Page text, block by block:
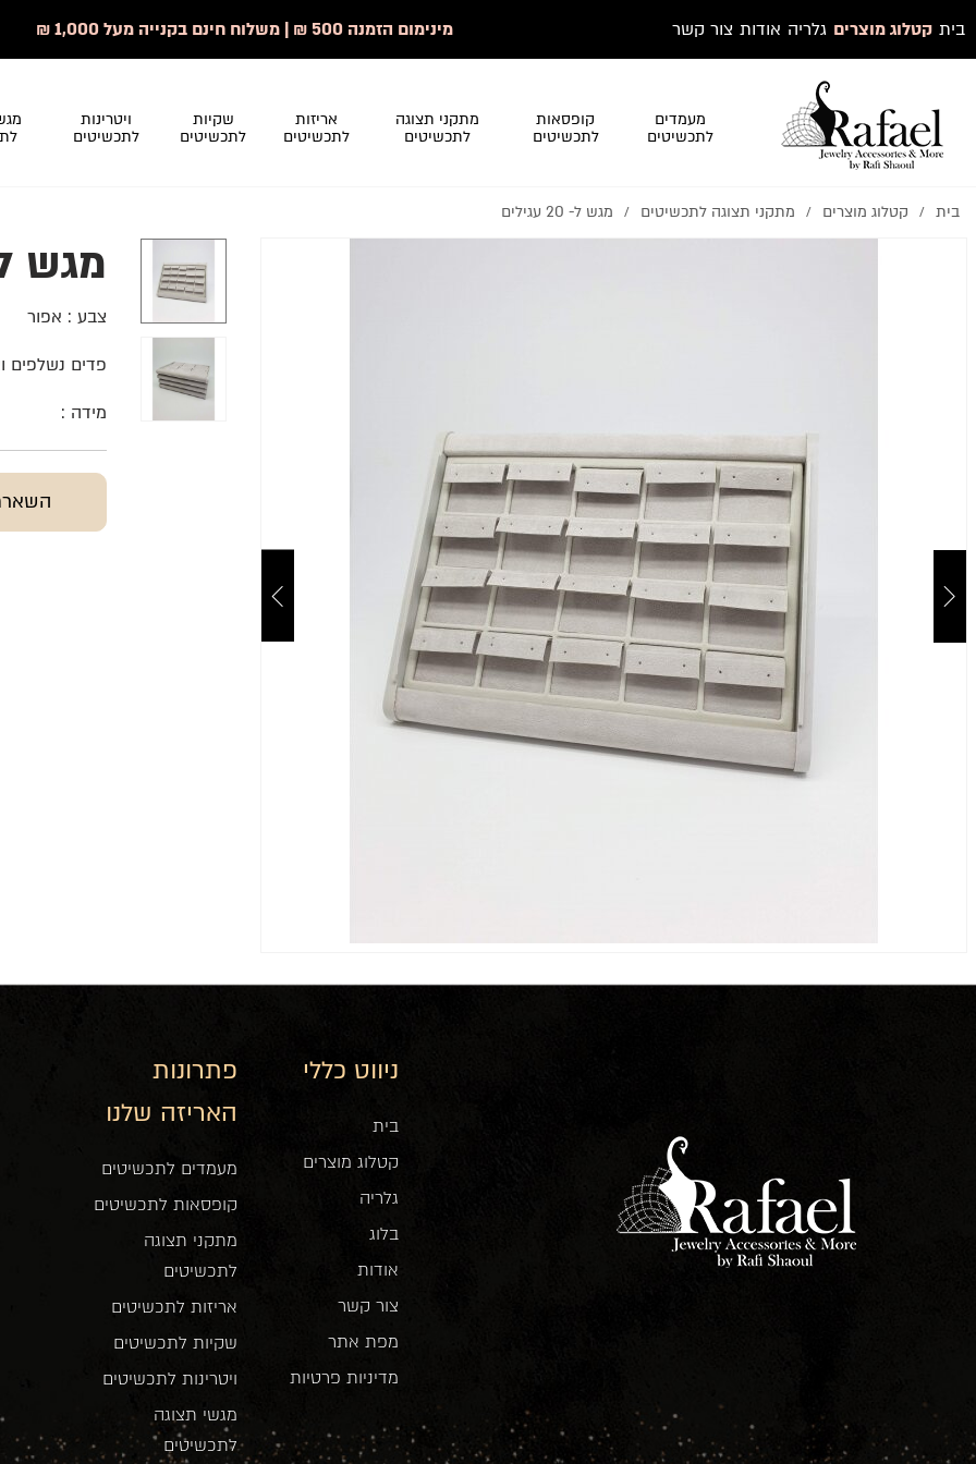
בית קטלוג מוצרים גלריה אודות צור קשר מינימום הזמנה 500 ₪ | משלוח חינם בקנייה מעל 1,000 ₪
מעמדים
לתכשיטים
קופסאות
לתכשיטים
מתקני תצוגה
לתכשיטים
אריזות
לתכשיטים
שקיות
לתכשיטים
ויטרינות
לתכשיטים
בית / קטלוג מוצרים / מתקני תצוגה לתכשיטים / מגש ל- 20 עגילים
מגש ל- 20
צבע : אפור
פדים נשלפים
מידה :
ניווט כללי
בית
קטלוג מוצרים
גלריה
בלוג
אודות
צור קשר
מפת אתר
מדיניות פרטיות
פתרונות
האריזה שלנו
מעמדים לתכשיטים
קופסאות לתכשיטים
מתקני תצוגה
לתכשיטים
אריזות לתכשיטים
שקיות לתכשיטים
ויטרינות לתכשיטים
מגשי תצוגה
לתכשיטים